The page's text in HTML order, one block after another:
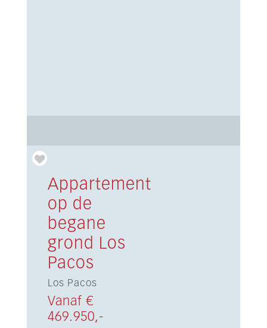
Appartement
op de
begane
grond Los
Pacos
Los Pacos
Vanaf €
469.950,-